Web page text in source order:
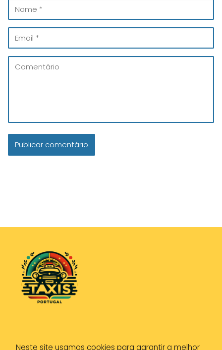
Política de Privacidade
Neste site usamos cookies para garantir a melhor